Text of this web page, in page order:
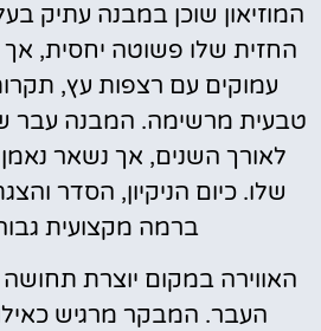
המוזיאון שוכן במבנה עתיק
החזית שלו פשוטה יחסית, אך
עמוקים עם רצפות עץ,
טבעית מרשימה. המבנה עבר
לאורך השנים, אך נשאר נאמן
שלו. כיום הניקיון, הסדר
ברמה מקצועית
האווירה במקום יוצרת
העבר. המבקר מרגיש